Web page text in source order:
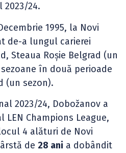
2023/24.
1995, la Novi
de-a lungul carierei
Steaua Roșie Belgrad (un
în două perioade
(un sezon).
2023/24, Dobožanov a
Champions League,
4 alături de Novi
de 28 ani a dobândit